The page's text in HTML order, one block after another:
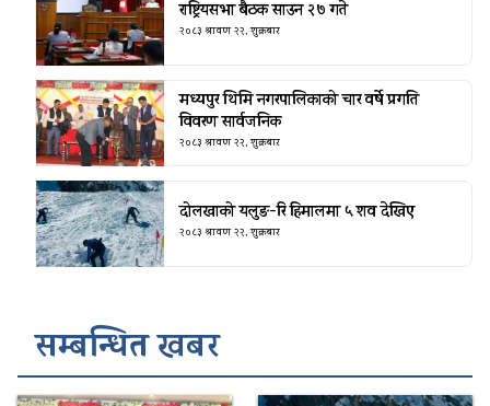
राष्ट्रियसभा बैठक साउन २७ गते
२०८३ श्रावण २२, शुक्रबार
मध्यपुर थिमि नगरपालिकाको चार वर्षे प्रगति
विवरण सार्वजनिक
२०८३ श्रावण २२, शुक्रबार
दोलखाको यलुङ-रि हिमालमा ५ शव देखिए
२०८३ श्रावण २२, शुक्रबार
सम्बन्धित खबर